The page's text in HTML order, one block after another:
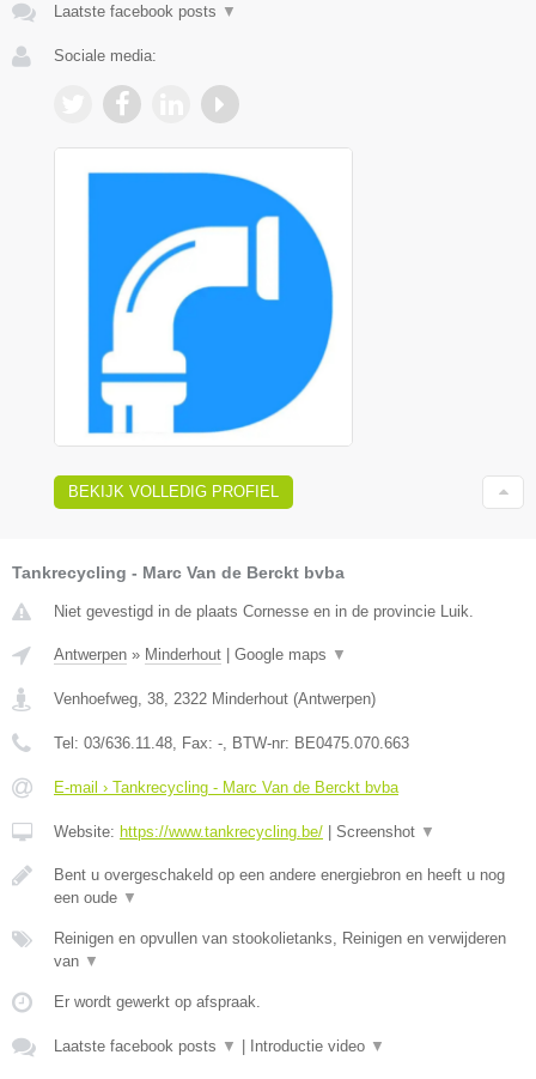
Laatste facebook posts ▼
Sociale media:
BEKIJK VOLLEDIG PROFIEL
Tankrecycling - Marc Van de Berckt bvba
Niet gevestigd in de plaats Cornesse en in de provincie Luik.
Antwerpen » Minderhout | Google maps ▼
Venhoefweg, 38 2322 Minderhout (Antwerpen)
Tel: 03/636.11.48 , Fax: - , BTW-nr: BE0475.070.663
E-mail › Tankrecycling - Marc Van de Berckt bvba
Website: https://www.tankrecycling.be/ | Screenshot ▼
Bent u overgeschakeld op een andere energiebron en heeft u nog
een oude ▼
Reinigen en opvullen van stookolietanks, Reinigen en verwijderen
van ▼
Er wordt gewerkt op afspraak.
Laatste facebook posts ▼ | Introductie video ▼